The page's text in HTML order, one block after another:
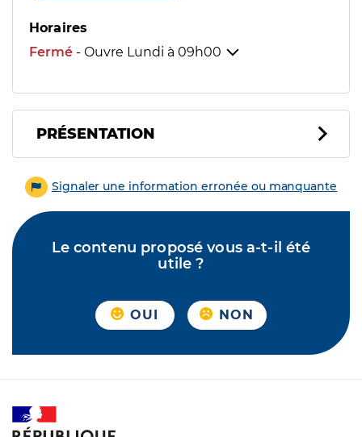
Horaires
Fermé - Ouvre Lundi à 09h00
PRÉSENTATION
Signaler une information erronée ou manquante
Le contenu proposé vous a-t-il été
utile ?
OUI NON